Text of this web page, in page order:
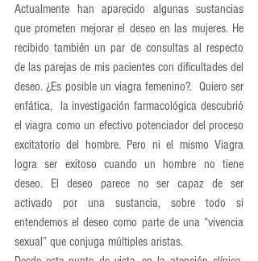
Actualmente han aparecido algunas sustancias
que prometen mejorar el deseo en las mujeres. He
recibido también un par de consultas al respecto
de las parejas de mis pacientes con dificultades del
deseo. ¿Es posible un viagra femenino?.  Quiero ser
enfática,  la investigación farmacológica descubrió
el viagra como un efectivo potenciador del proceso
excitatorio del hombre. Pero ni el mismo Viagra
logra ser exitoso cuando un hombre no tiene
deseo. El deseo parece no ser capaz de ser
activado por una sustancia, sobre todo si
entendemos el deseo como parte de una “vivencia
sexual” que conjuga múltiples aristas.